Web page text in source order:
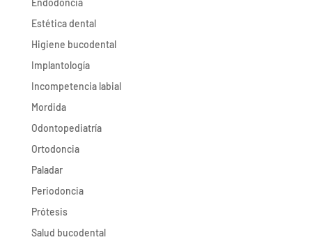
Estética dental
Higiene bucodental
Implantología
Incompetencia labial
Mordida
Odontopediatría
Ortodoncia
Paladar
Periodoncia
Prótesis
Salud bucodental